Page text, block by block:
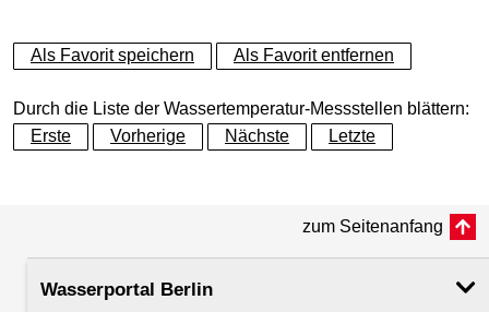
+
−
Als Favorit speichern Als Favorit entfernen
Durch die Liste der Wassertemperatur-Messstellen blättern:
Erste
Vorherige Nächste Letzte
zum Seitenanfang
Wasserportal Berlin